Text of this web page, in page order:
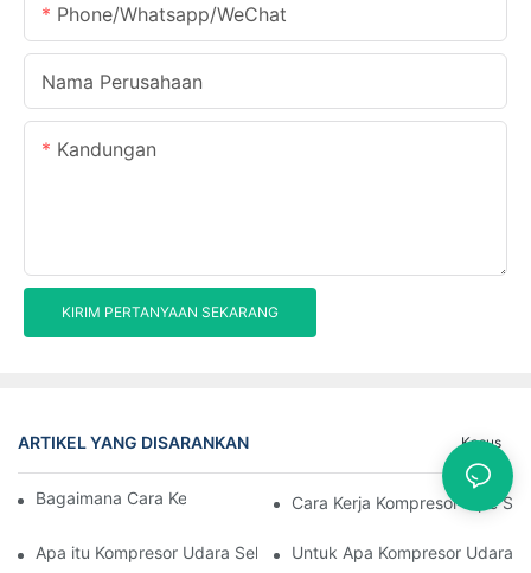
Phone/Whatsapp/WeChat
Nama Perusahaan
Kandungan
KIRIM PERTANYAAN SEKARANG
ARTIKEL YANG DISARANKAN Kasus
Bagaimana Cara Kerja Kompresor SekrupCara Kerja Kompresor Tipe
Apa itu Kompresor Udara Sekrup PutarUntuk Apa Kompresor Udara